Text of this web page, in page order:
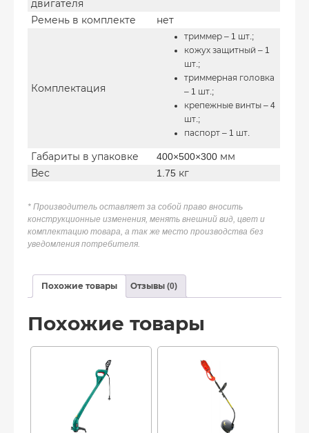
двигателя
Ремень в комплекте нет
Комплектация
триммер – 1 шт.;
кожух защитный – 1
шт.;
триммерная головка
– 1 шт.;
крепежные винты – 4
шт.;
паспорт – 1 шт.
Габариты в упаковке
400×500×300 мм
Вес
1.75 кг
* Производитель оставляет за собой право вносить
конструкционные изменения, менять внешний вид, цвет и
комплектацию товара, а так же место производства без
уведомления потребителя.
Похожие товары Отзывы (0)
Похожие товары